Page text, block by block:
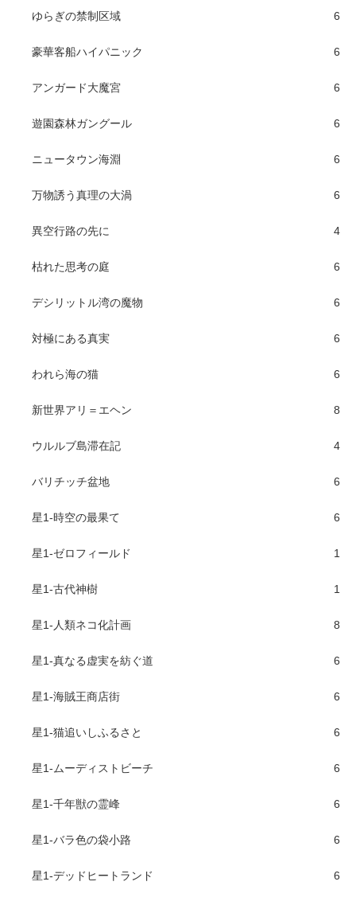
ゆらぎの禁制区域 6
豪華客船ハイパニック 6
アンガード大魔宮 6
遊園森林ガングール 6
ニュータウン海淵 6
万物誘う真理の大渦 6
異空行路の先に 4
枯れた思考の庭 6
デシリットル湾の魔物 6
対極にある真実 6
われら海の猫 6
新世界アリ＝エヘン 8
ウルルブ島滞在記 4
バリチッチ盆地 6
星1-時空の最果て 6
星1-ゼロフィールド 1
星1-古代神樹 1
星1-人類ネコ化計画 8
星1-真なる虚実を紡ぐ道 6
星1-海賊王商店街 6
星1-猫追いしふるさと 6
星1-ムーディストビーチ 6
星1-千年獣の霊峰 6
星1-バラ色の袋小路 6
星1-デッドヒートランド 6